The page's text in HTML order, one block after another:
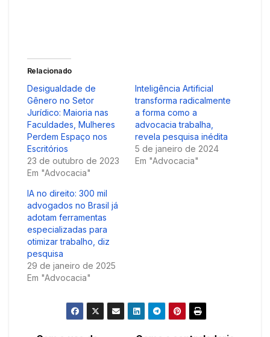
Relacionado
Desigualdade de
Gênero no Setor
Jurídico: Maioria nas
Faculdades, Mulheres
Perdem Espaço nos
Escritórios
23 de outubro de 2023
Em "Advocacia"
Inteligência Artificial
transforma radicalmente
a forma como a
advocacia trabalha,
revela pesquisa inédita
5 de janeiro de 2024
Em "Advocacia"
IA no direito: 300 mil
advogados no Brasil já
adotam ferramentas
especializadas para
otimizar trabalho, diz
pesquisa
29 de janeiro de 2025
Em "Advocacia"